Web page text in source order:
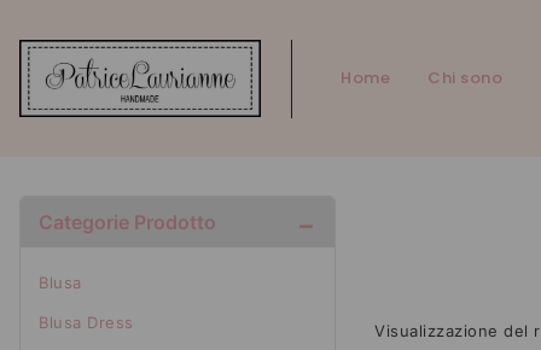
Home Chi sono
Visualizzazione del
Categorie Prodotto
Blusa
Blusa Dress